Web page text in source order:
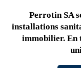
Perrotin SA
installations
immobilier. En